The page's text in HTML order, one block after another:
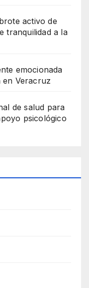
activo de
tranquilidad a la
emocionada
en Veracruz
de salud para
psicológico